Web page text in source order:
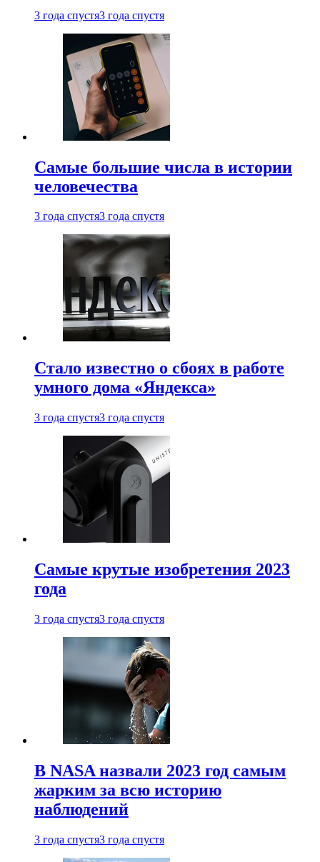
3 года спустя3 года спустя
Самые большие числа в истории
человечества
3 года спустя3 года спустя
Стало известно о сбоях в работе
умного дома «Яндекса»
3 года спустя3 года спустя
Самые крутые изобретения 2023
года
3 года спустя3 года спустя
В NASA назвали 2023 год самым
жарким за всю историю
наблюдений
3 года спустя3 года спустя